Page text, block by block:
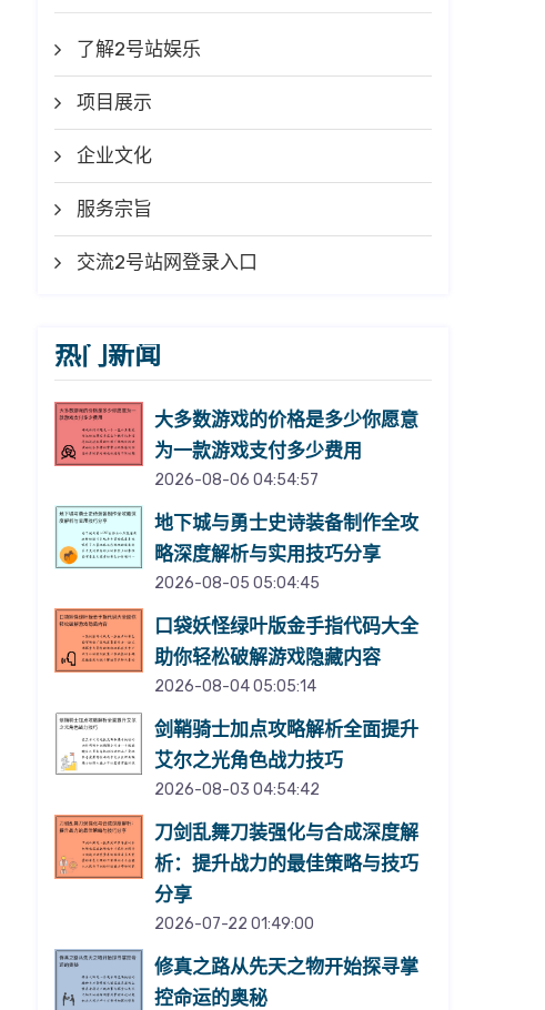
了解2号站娱乐
项目展示
企业文化
服务宗旨
交流2号站网登录入口
热门新闻
大多数游戏的价格是多少你愿意
为一款游戏支付多少费用
2026-08-06 04:54:57
地下城与勇士史诗装备制作全攻
略深度解析与实用技巧分享
2026-08-05 05:04:45
口袋妖怪绿叶版金手指代码大全
助你轻松破解游戏隐藏内容
2026-08-04 05:05:14
剑鞘骑士加点攻略解析全面提升
艾尔之光角色战力技巧
2026-08-03 04:54:42
刀剑乱舞刀装强化与合成深度解
析：提升战力的最佳策略与技巧
分享
2026-07-22 01:49:00
修真之路从先天之物开始探寻掌
控命运的奥秘